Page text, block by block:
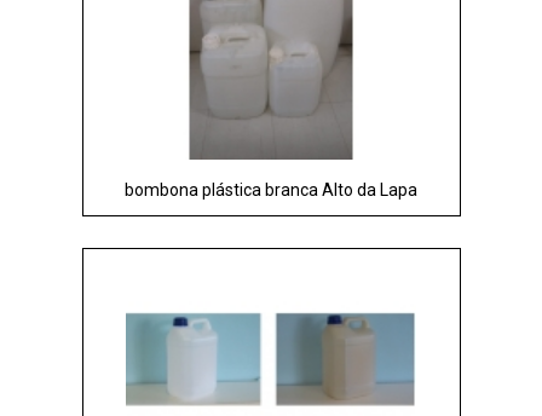
bombona plástica branca Alto da Lapa